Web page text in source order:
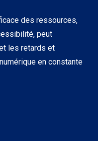
des ressources,
peut
les retards et
en constante